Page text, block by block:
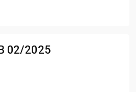
02/2025